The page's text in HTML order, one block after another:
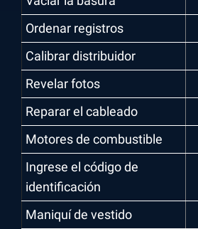
Ordenar registros
Calibrar distribuidor
Revelar fotos
Reparar el cableado
Motores de combustible
Ingrese el código de
identificación
Maniquí de vestido